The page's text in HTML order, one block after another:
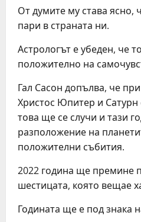
От думите му става ясно,
пари в страната ни.
Астрологът е убеден, че
положително на
Гал Сасон допълва, че
Христос Юпитер и Сатурн
това ще се случи и тази
разположение на
положителни събития.
2022 година ще премине
шестицата, която вещае
Годината ще е под знака